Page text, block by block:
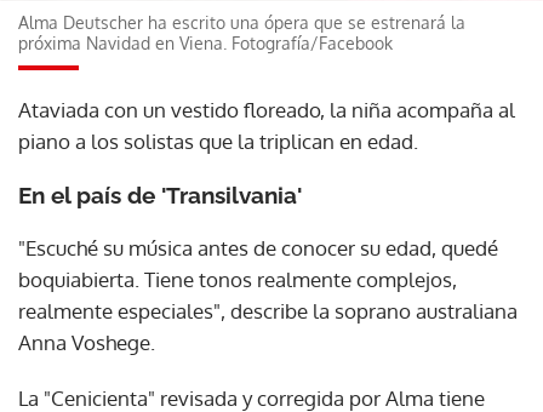
Alma Deutscher ha escrito una ópera que se estrenará la
próxima Navidad en Viena. Fotografía/Facebook
Ataviada con un vestido floreado, la niña acompaña al
piano a los solistas que la triplican en edad.
En el país de 'Transilvania'
"Escuché su música antes de conocer su edad, quedé
boquiabierta. Tiene tonos realmente complejos,
realmente especiales", describe la soprano australiana
Anna Voshege.
La "Cenicienta" revisada y corregida por Alma tiene